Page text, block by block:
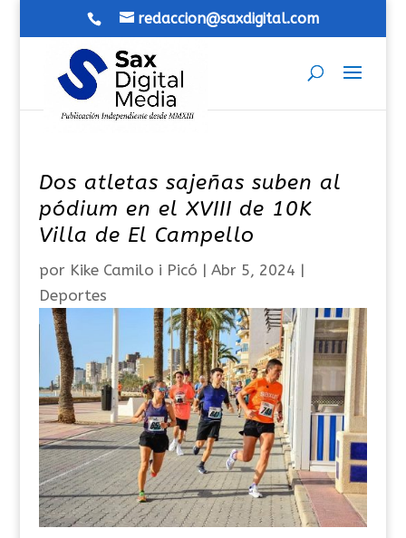
redaccion@saxdigital.com
Dos atletas sajeñas suben al
pódium en el XVIII de 10K
Villa de El Campello
por Kike Camilo i Picó | Abr 5, 2024 |
Deportes